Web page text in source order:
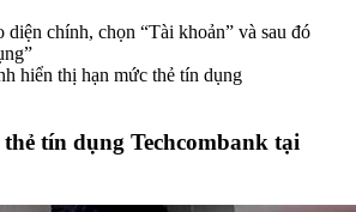
chính, chọn “Tài khoản” và sau đó
hiển thị hạn mức thẻ tín dụng
tín dụng Techcombank tại